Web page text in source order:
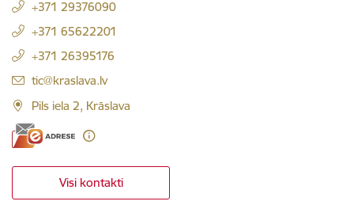
+371 29376090
+371 65622201
+371 26395176
E-pasts:
tic@kraslava.lv
Pils iela 2, Krāslava
Visi kontakti